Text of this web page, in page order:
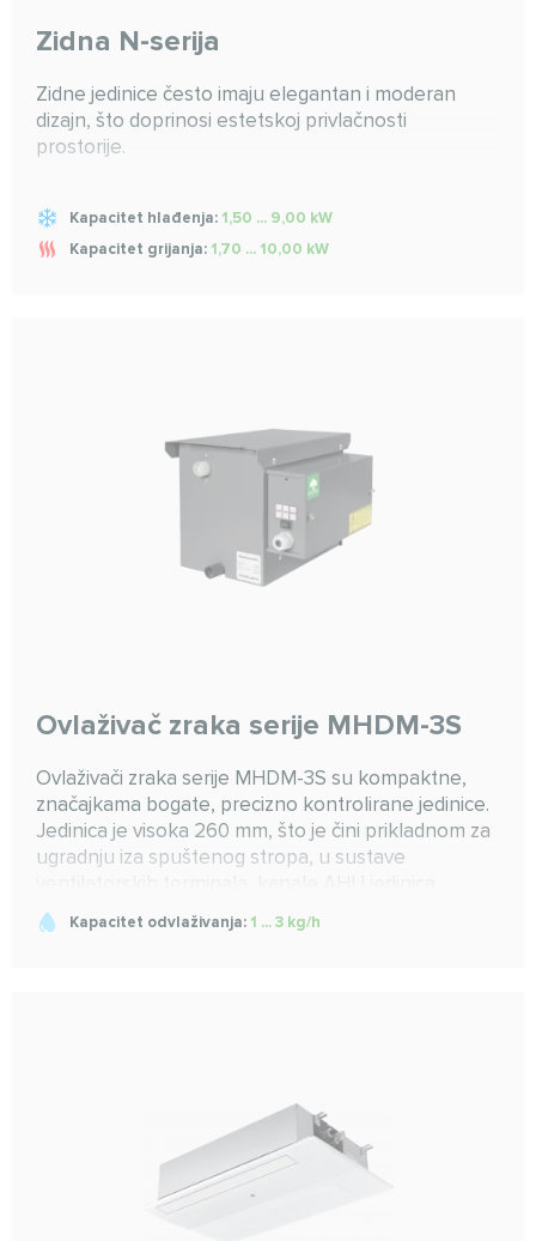
Zidna N-serija
Zidne jedinice često imaju elegantan i moderan
dizajn, što doprinosi estetskoj privlačnosti
prostorije.
Kapacitet hlađenja: 1,50 ... 9,00 kW
Kapacitet grijanja: 1,70 ... 10,00 kW
Ovlaživač zraka serije MHDM-3S
Ovlaživači zraka serije MHDM-3S su kompaktne,
značajkama bogate, precizno kontrolirane jedinice.
Jedinica je visoka 260 mm, što je čini prikladnom za
ugradnju iza spuštenog stropa, u sustave
sustave dovoda svježeg zraka ili ventilacijske
sustave.
Kapacitet odvlaživanja: 1 ... 3 kg/h